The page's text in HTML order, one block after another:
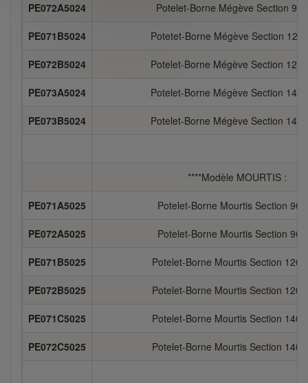
PE072A5024 Potelet-Borne Mégève Section
PE071B5024 Potetet-Borne Mégève Section
PE072B5024 Potelet-Borne Mégève Section
PE073A5024 Potelet-Borne Mégève Section
PE073B5024 Potelet-Borne Mégève Section
****Modèle MOURTIS :
PE071A5025 Potelet-Borne Mourtis Section
PE072A5025 Potelet-Borne Mourtis Section
PE071B5025 Potelet-Borne Mourtis Section
PE072B5025 Potelet-Borne Mourtis Section
PE071C5025 Potelet-Borne Mourtis Section
PE072C5025 Potelet-Borne Mourtis Section